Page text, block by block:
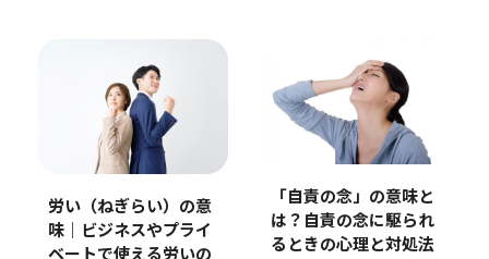
労い（ねぎらい）の意
味｜ビジネスやプライ
ベートで使える労いの
「自責の念」の意味と
は？自責の念に駆られ
るときの心理と対処法